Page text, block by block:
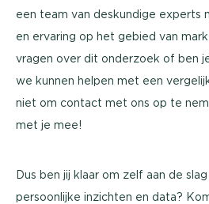
een team van deskundige experts
en ervaring op het gebied van
vragen over dit onderzoek of ben
we kunnen helpen met een
niet om contact met ons op te
met je mee!
Dus ben jij klaar om zelf aan de
persoonlijke inzichten en data?